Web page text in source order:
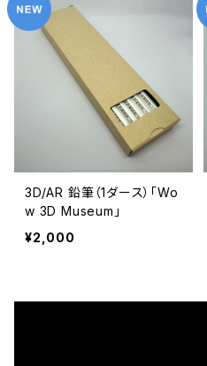
3D/AR 鉛筆（1ダース）「Wo
w 3D Museum」
¥2,000